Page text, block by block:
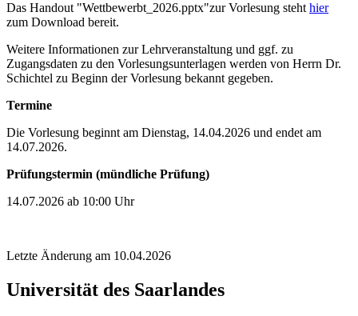
Das Handout "Wettbewerbt_2026.pptx"zur Vorlesung stehthier
zum Download bereit.
Weitere Informationen zur Lehrveranstaltung und ggf. zu
Zugangsdaten zu den Vorlesungsunterlagen werden von Herrn Dr.
Schichtel zu Beginn der Vorlesung bekannt gegeben.
Termine
Die Vorlesung beginnt am Dienstag, 14.04.2026 und endet am
14.07.2026.
Prüfungstermin (mündliche Prüfung)
14.07.2026 ab 10:00 Uhr
Letzte Änderung am 10.04.2026
Universität des Saarlandes